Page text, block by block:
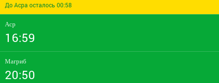
До Асра осталось 00:58
Аср
16:59
Магриб
20:50